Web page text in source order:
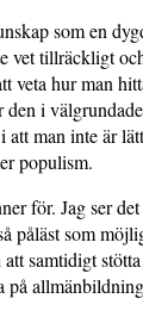
som en
vet tillräckligt
veta hur man
i
att man inte är
populism.
för. Jag ser
påläst som
samtidigt
på